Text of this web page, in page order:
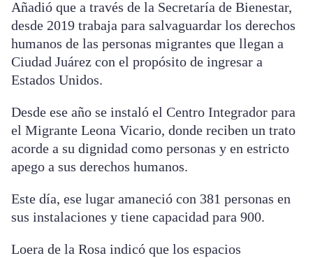
Añadió que a través de la Secretaría de Bienestar,
desde 2019 trabaja para salvaguardar los derechos
humanos de las personas migrantes que llegan a
Ciudad Juárez con el propósito de ingresar a
Estados Unidos.
Desde ese año se instaló el Centro Integrador para
el Migrante Leona Vicario, donde reciben un trato
acorde a su dignidad como personas y en estricto
apego a sus derechos humanos.
Este día, ese lugar amaneció con 381 personas en
sus instalaciones y tiene capacidad para 900.
Loera de la Rosa indicó que los espacios